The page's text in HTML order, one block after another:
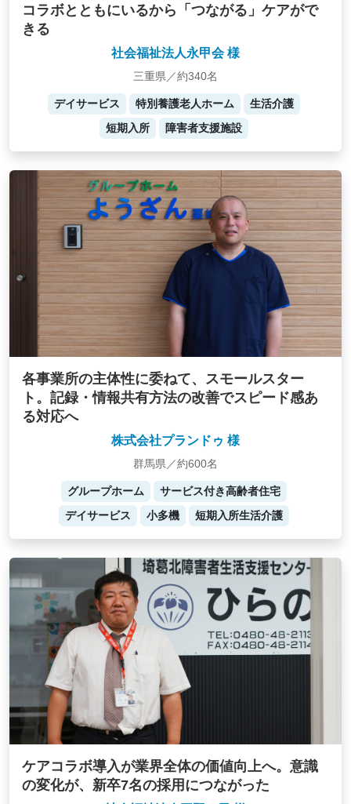
コラボとともにいるから「つながる」ケアがで
きる
社会福祉法人永甲会 様
三重県／約340名
デイサービス 特別養護老人ホーム
生活介護
短期入所
障害者支援施設
各事業所の主体性に委ねて、スモールスター
ト。記録・情報共有方法の改善でスピード感あ
る対応へ
株式会社プランドゥ 様
群馬県／約600名
グループホーム
サービス付き高齢者住宅
デイサービス
小多機 短期入所生活介護
ケアコラボ導入が業界全体の価値向上へ。意識
の変化が、新卒7名の採用につながった